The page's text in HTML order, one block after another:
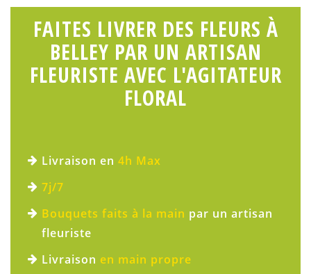
FAITES LIVRER DES FLEURS À
BELLEY PAR UN ARTISAN
FLEURISTE AVEC L'AGITATEUR
FLORAL
Livraison en 4h Max
7j/7
Bouquets faits à la main par un artisan
fleuriste
Livraison en main propre